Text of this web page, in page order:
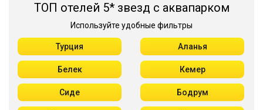
ТОП отелей 5* звезд с аквапарком
Используйте удобные фильтры
Турция Аланья
Белек Кемер
Сиде Бодрум